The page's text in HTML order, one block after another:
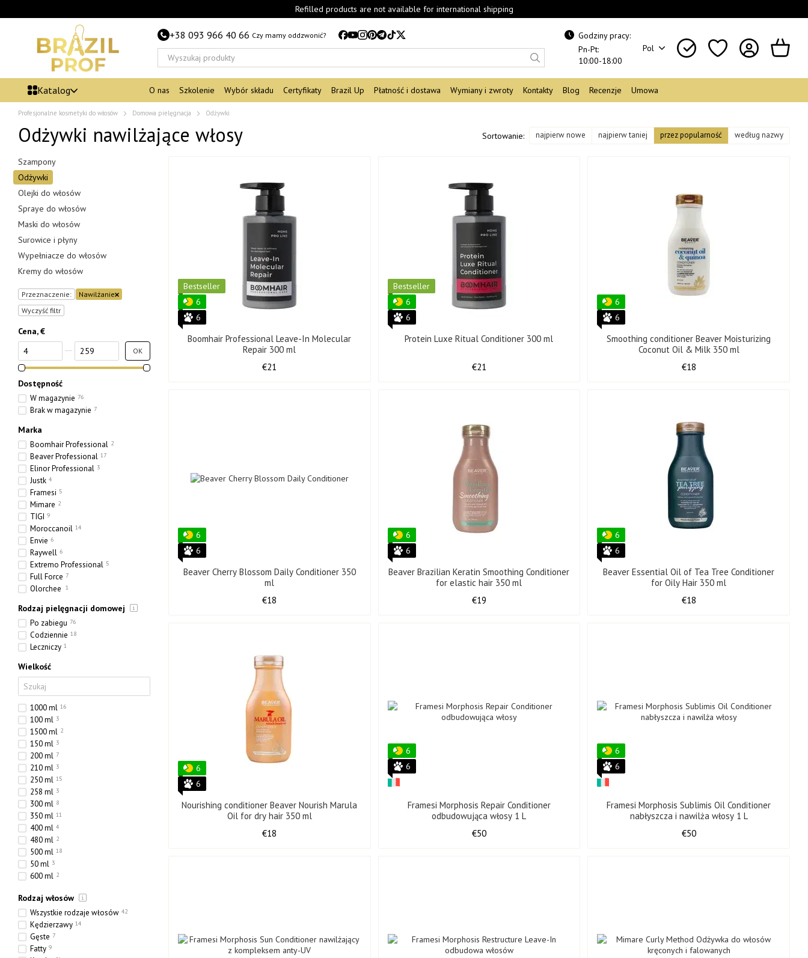
Refilled products are not available for international shipping
+38 093 966 40 66 Czy mamy oddzwonić?
Godziny pracy:
Pn-Pt:
10:00-18:00
Pol
Katalog O nas Szkolenie Wybór składu Certyfikaty Brazil Up Płatność i dostawa Wymiany i zwroty Kontakty Blog Recenzje Umowa
Profesjonalne kosmetyki do włosów Domowa pielęgnacja Odżywki
Odżywki nawilżające włosy Sortowanie: najpierw nowe najpierw taniej przez popularność według nazwy
Bestseller
6
6
Boomhair Professional Leave-In Molecular
Repair 300 ml
€21
Bestseller
6
6
Protein Luxe Ritual Conditioner 300 ml
€21
6
6
Smoothing conditioner Beaver Moisturizing
Coconut Oil & Milk 350 ml
€18
6
6
Beaver Cherry Blossom Daily Conditioner 350
ml
€18
6
6
Beaver Brazilian Keratin Smoothing Conditioner
for elastic hair 350 ml
€19
6
6
Beaver Essential Oil of Tea Tree Conditioner
for Oily Hair 350 ml
€18
6
6
Nourishing conditioner Beaver Nourish Marula
Oil for dry hair 350 ml
€18
6
6
Framesi Morphosis Repair Conditioner
odbudowująca włosy 1 L
€50
6
6
Framesi Morphosis Sublimis Oil Conditioner
nabłyszcza i nawilża włosy 1 L
€50
Szampony
Odżywki
Olejki do włosów
Spraye do włosów
Maski do włosów
Surowice i płyny
Wypełniacze do włosów
Kremy do włosów
Przeznaczenie:
Nawilżanie
Wyczyść filtr
Cena, €
Od Cena, €
Do Cena, € OK
Dostępność
W magazynie 76
Brak w magazynie 7
Marka
Boomhair Professional 2
Beaver Professional 17
Elinor Professional 3
Justk 4
Framesi 5
Mimare 2
TIGI 9
Moroccanoil 14
Envie 6
Raywell 6
Extremo Professional 5
Full Force 7
Olorchee 1
Rodzaj pielęgnacji domowej
Po zabiegu 76
Codziennie 18
Leczniczy 1
Wielkość
1000 ml 16
100 ml 3
1500 ml 2
150 ml 3
200 ml 7
210 ml 3
250 ml 15
258 ml 3
300 ml 8
350 ml 11
400 ml 4
480 ml 2
500 ml 18
50 ml 3
600 ml 2
768 ml 5
800 ml 1
70 ml 6
160 ml
240 ml
Rodzaj włosów
Wszystkie rodzaje włosów 42
Kędzierzawy 14
Gęste 7
Fatty 9